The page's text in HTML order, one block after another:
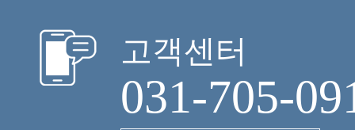
고객센터
031-705-